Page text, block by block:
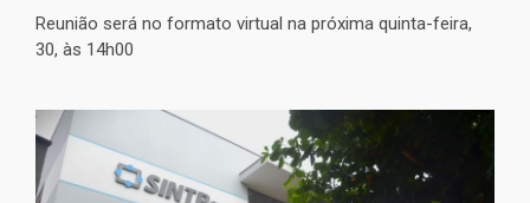
Reunião será no formato virtual na próxima quinta-feira,
30, às 14h00